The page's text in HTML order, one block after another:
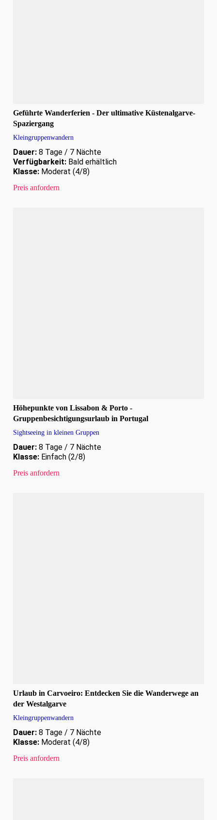
Geführte Wanderferien - Der ultimative Küstenalgarve-
Spaziergang
Kleingruppenwandern
Dauer:8 Tage / 7 Nächte
Verfügbarkeit:Bald erhältlich
Klasse:Moderat (4/8)
Preis anfordern
Höhepunkte von Lissabon & Porto -
Gruppenbesichtigungsurlaub in Portugal
Sightseeing in kleinen Gruppen
Dauer:8 Tage / 7 Nächte
Klasse:Einfach (2/8)
Preis anfordern
Urlaub in Carvoeiro: Entdecken Sie die Wanderwege an
der Westalgarve
Kleingruppenwandern
Dauer:8 Tage / 7 Nächte
Klasse:Moderat (4/8)
Preis anfordern